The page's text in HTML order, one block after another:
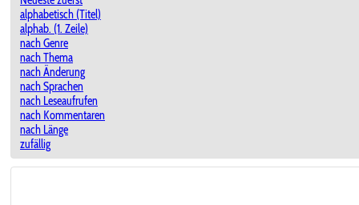
alphabetisch (Titel)
alphab. (1. Zeile)
nach Genre
nach Thema
nach Änderung
nach Sprachen
nach Leseaufrufen
nach Kommentaren
nach Länge
zufällig